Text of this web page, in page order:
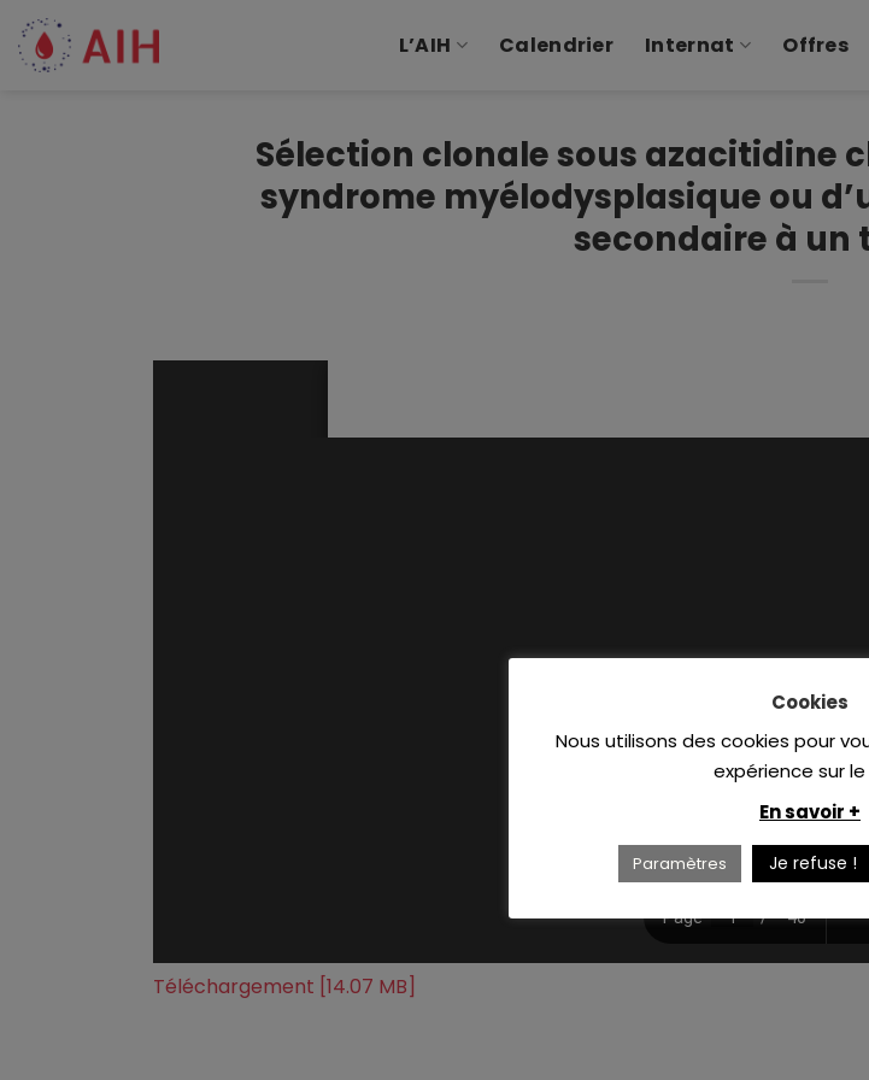
Passer
au
contenu
L’AIH Calendrier Internat Offres
Sélection clonale sous azacitidine
syndrome myélodysplasique ou
secondaire à
Téléchargement [14.07 MB]
Cookies
Nous utilisons des cookies pour
expérience sur
En savoir +
Paramètres Je refuse !